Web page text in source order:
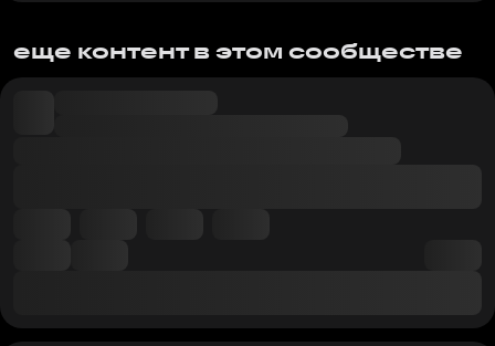
еще контент в этом сообществе